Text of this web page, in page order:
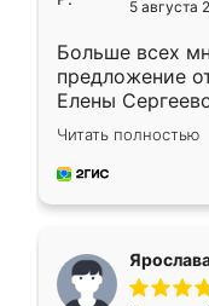
5 августа
Больше всех
предложение
Елены
короткие
для замера
предложил по
Читать полностью